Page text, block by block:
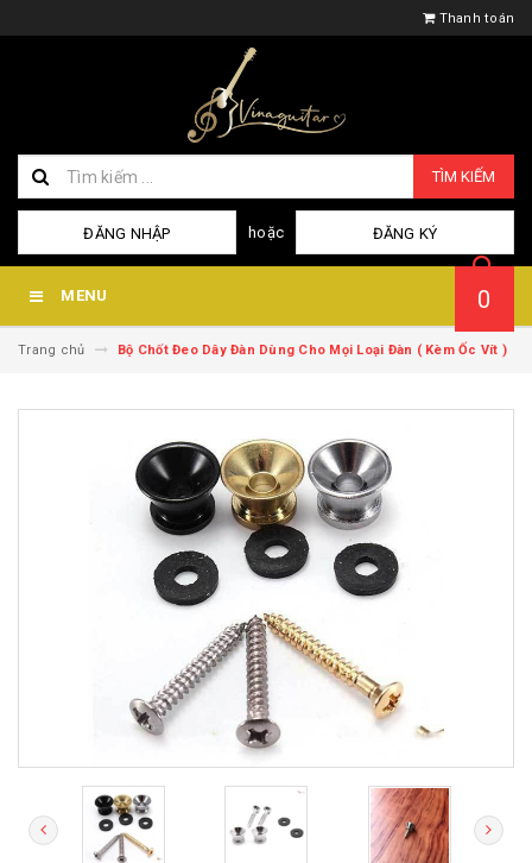
Thanh toán
TÌM KIẾM
ĐĂNG NHẬP hoặc ĐĂNG KÝ
MENU 0
Trang chủ Bộ Chốt Đeo Dây Đàn Dùng Cho Mọi Loại Đàn ( Kèm Ốc Vít )